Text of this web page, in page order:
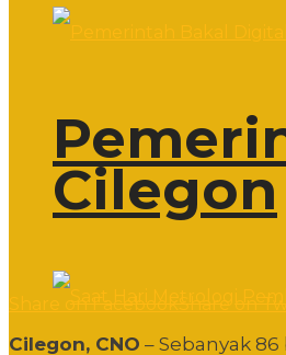
Cilegon
Cilegon, CNO – Sebanyak